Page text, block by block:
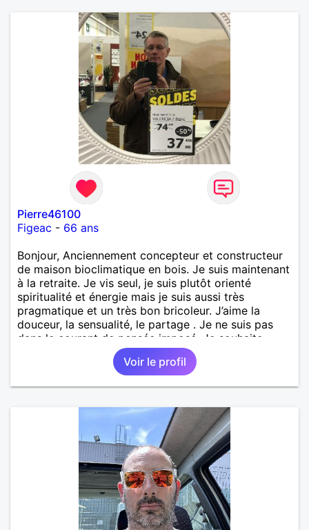
Pierre46100
Figeac - 66 ans
Bonjour, Anciennement concepteur et constructeur
de maison bioclimatique en bois. Je suis maintenant
à la retraite. Je vis seul, je suis plutôt orienté
spiritualité et énergie mais je suis aussi très
pragmatique et un très bon bricoleur. J’aime la
douceur, la sensualité, le partage . Je ne suis pas
dans le courant de pensée imposé. Je souhaite
rencontrer une personne pour partager,
expérimenté, découvrir ensemble et se soutenir
mutuellement pour devenir le meilleur de soi-même
mais je compte m'installer à nouveau à l'ile de la
Réunion avant la fin 2026. Pierre
Voir le profil